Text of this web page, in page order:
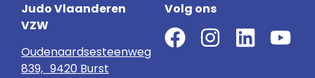
Judo Vlaanderen
VZW
Oudenaardsesteenweg
839, 9420 Burst
Volg ons